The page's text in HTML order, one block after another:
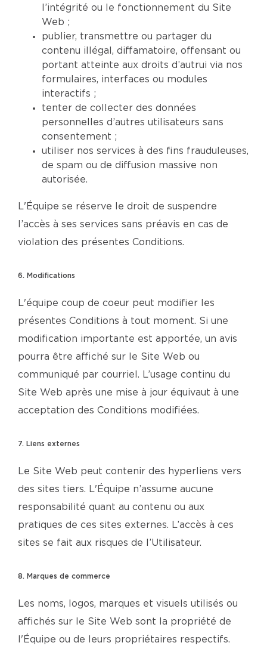
l’intégrité ou le fonctionnement du Site
Web ;
publier, transmettre ou partager du
contenu illégal, diffamatoire, offensant ou
portant atteinte aux droits d’autrui via nos
formulaires, interfaces ou modules
interactifs ;
tenter de collecter des données
personnelles d’autres utilisateurs sans
consentement ;
utiliser nos services à des fins frauduleuses,
de spam ou de diffusion massive non
autorisée.
L'Équipe se réserve le droit de suspendre
l’accès à ses services sans préavis en cas de
violation des présentes Conditions.
6. Modifications
L'équipe coup de coeur peut modifier les
présentes Conditions à tout moment. Si une
modification importante est apportée, un avis
pourra être affiché sur le Site Web ou
communiqué par courriel. L’usage continu du
Site Web après une mise à jour équivaut à une
acceptation des Conditions modifiées.
7. Liens externes
Le Site Web peut contenir des hyperliens vers
des sites tiers. L'Équipe n’assume aucune
responsabilité quant au contenu ou aux
pratiques de ces sites externes. L’accès à ces
sites se fait aux risques de l’Utilisateur.
8. Marques de commerce
Les noms, logos, marques et visuels utilisés ou
affichés sur le Site Web sont la propriété de
l'Équipe ou de leurs propriétaires respectifs.